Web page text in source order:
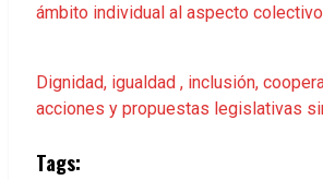
ámbito individual al aspecto
Dignidad, igualdad , inclusión,
acciones y propuestas legislativas
Tags: